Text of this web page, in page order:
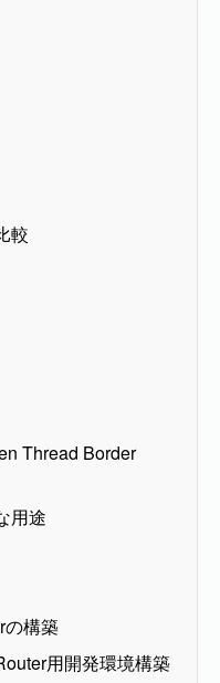
較
Thread Border
用途
の構築
用開発環境構築